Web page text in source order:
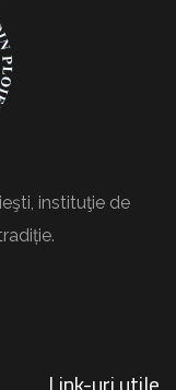
instituţie de